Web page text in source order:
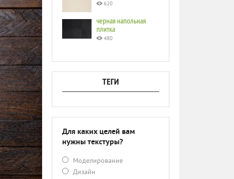
620
черная напольная
плитка
480
ТЕГИ
Для каких целей вам
нужны текстуры?
Моделирование
Дизайн